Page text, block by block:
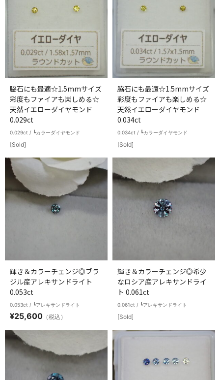
脇石にも最適☆1.5mmサイズ
彩度もファイアも楽しめる☆
天然イエローダイヤモンド
0.029ct
0.029ct / ┗カラーダイヤモンド
[Sold]
脇石にも最適☆1.5mmサイズ
彩度もファイアも楽しめる☆
天然イエローダイヤモンド
0.034ct
0.034ct / ┗カラーダイヤモンド
[Sold]
輝き＆カラーチェンジ◎ブラ
ジル産アレキサンドライト
0.053ct
0.053ct / ┗アレキサンドライト
¥25,600 （税込）
輝き＆カラーチェンジ◎希少
なロシア産アレキサンドライ
ト 0.061ct
0.061ct / ┗アレキサンドライト
[Sold]